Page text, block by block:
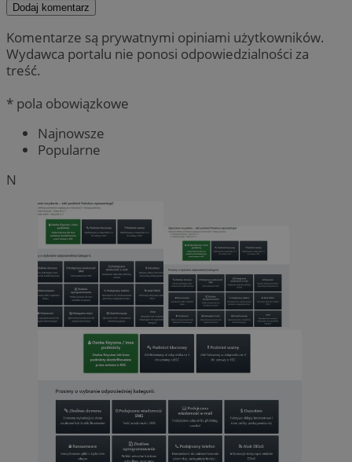
Dodaj komentarz
Komentarze są prywatnymi opiniami użytkowników.
Wydawca portalu nie ponosi odpowiedzialności za
treść.
* pola obowiązkowe
Najnowsze
Popularne
N